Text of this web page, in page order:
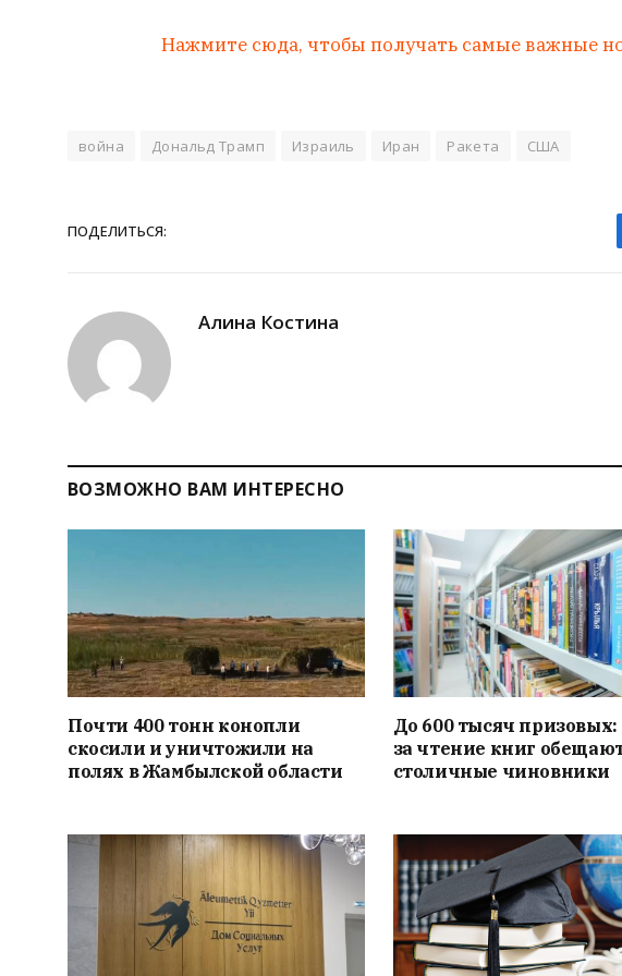
Нажмите сюда, чтобы получать самые важные
война Дональд Трамп Израиль Иран Ракета США
ПОДЕЛИТЬСЯ:
Алина Костина
ВОЗМОЖНО ВАМ ИНТЕРЕСНО
Почти 400 тонн конопли
скосили и уничтожили на
полях в Жамбылской области
До 600 тысяч призовых:
за чтение книг
столичные чиновники